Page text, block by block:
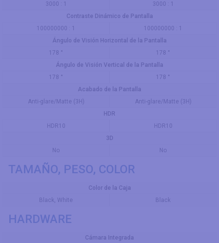
3000 : 1
3000 : 1
Contraste Dinámico de Pantalla
100000000 : 1
100000000 : 1
Ángulo de Visión Horizontal de la Pantalla
178 °
178 °
Ángulo de Visión Vertical de la Pantalla
178 °
178 °
Acabado de la Pantalla
Anti-glare/Matte (3H)
Anti-glare/Matte (3H)
HDR
HDR10
HDR10
3D
No
No
TAMAÑO, PESO, COLOR
Color de la Caja
Black, White
Black
HARDWARE
Cámara Integrada